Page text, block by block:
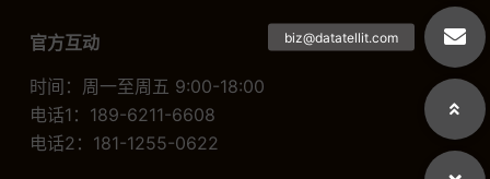
官方互动
时间：周一至周五 9:00-18:00
电话1：189-6211-6608
电话2：181-1255-0622